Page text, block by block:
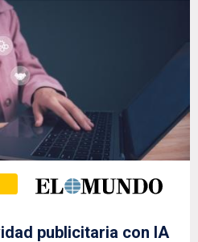
publicitaria con IA